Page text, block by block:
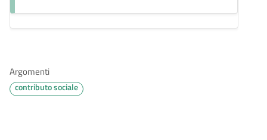
Argomenti
contributo sociale